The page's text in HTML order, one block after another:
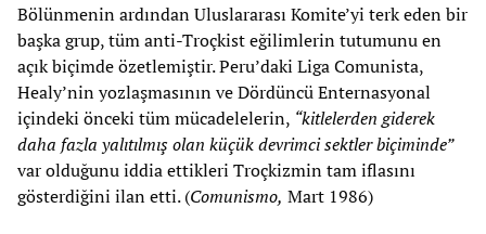
Bölünmenin ardından Uluslararası Komite’yi terk eden bir
başka grup, tüm anti-Troçkist eğilimlerin tutumunu en
açık biçimde özetlemiştir. Peru’daki Liga Comunista,
Healy’nin yozlaşmasının ve Dördüncü Enternasyonal
içindeki önceki tüm mücadelelerin, “kitlelerden giderek
daha fazla yalıtılmış olan küçük devrimci sektler biçiminde”
var olduğunu iddia ettikleri Troçkizmin tam iflasını
gösterdiğini ilan etti. (Comunismo, Mart 1986)